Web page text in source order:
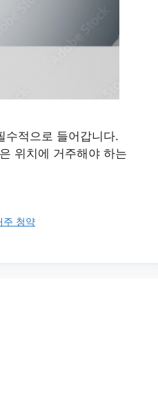
수적으로 들어갑니다.
위치에 거주해야 하는
주 청약